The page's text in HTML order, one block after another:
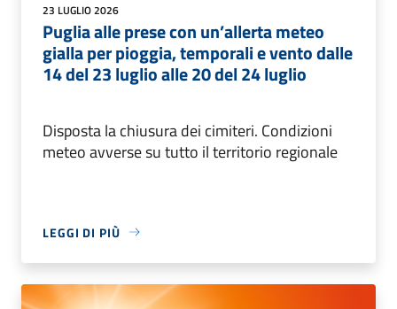
23 LUGLIO 2026
Puglia alle prese con un’allerta meteo
gialla per pioggia, temporali e vento dalle
14 del 23 luglio alle 20 del 24 luglio
Disposta la chiusura dei cimiteri. Condizioni
meteo avverse su tutto il territorio regionale
LEGGI DI PIÙ